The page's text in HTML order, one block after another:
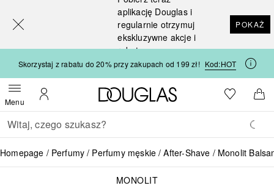
aplikację Douglas i
regularnie otrzymuj
ekskluzywne akcje i
rabaty
POKAŻ
Skorzystaj z rabatu do 20% przy zakupach od 199 zł! Kod:HOT
MenuOtwórz menuMoje konto
Strona główna Douglas
Do listyDo
Wracać
Wykonaj wyszukiwanie
Homepage Perfumy Perfumy męskie After-Shave Monolit
MONOLIT
[navigation.slideout.screenreader]